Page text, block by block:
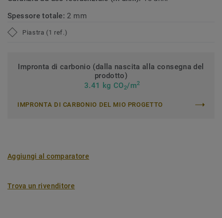
Spessore totale: 2 mm
Piastra (1 ref.)
Impronta di carbonio (dalla nascita alla consegna del
prodotto)
3.41 kg CO2/m2
IMPRONTA DI CARBONIO DEL MIO PROGETTO
Aggiungi al comparatore
Trova un rivenditore